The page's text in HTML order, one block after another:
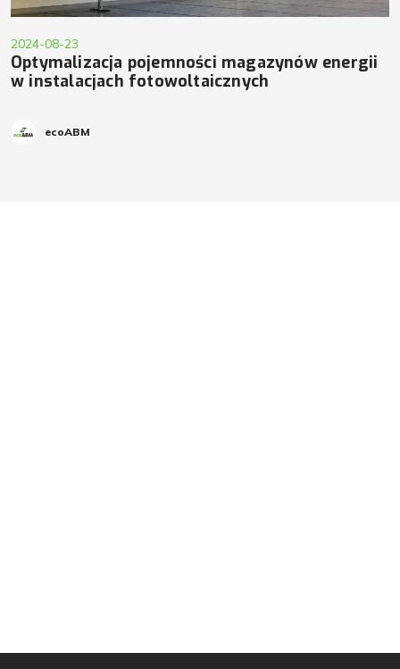
2024-08-23
Optymalizacja pojemności magazynów energii
w instalacjach fotowoltaicznych
ecoABM